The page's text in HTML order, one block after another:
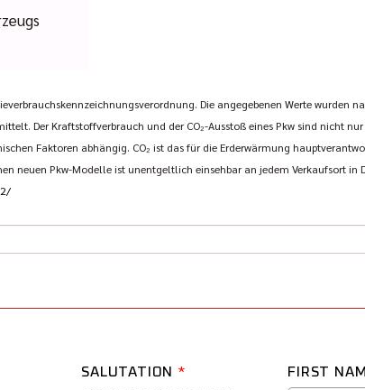
Die angegebenen Werte wurden
Der Kraftstoffverbrauch und der CO₂-Ausstoß eines Pkw sind nicht
Faktoren abhängig. CO₂ ist das für die Erderwärmung
neuen Pkw-Modelle ist unentgeltlich einsehbar an jedem Verkaufsort
SALUTATION *
FIRST